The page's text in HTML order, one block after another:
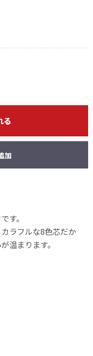
る
加
す。
ラフルな8色芯だか
温まります。